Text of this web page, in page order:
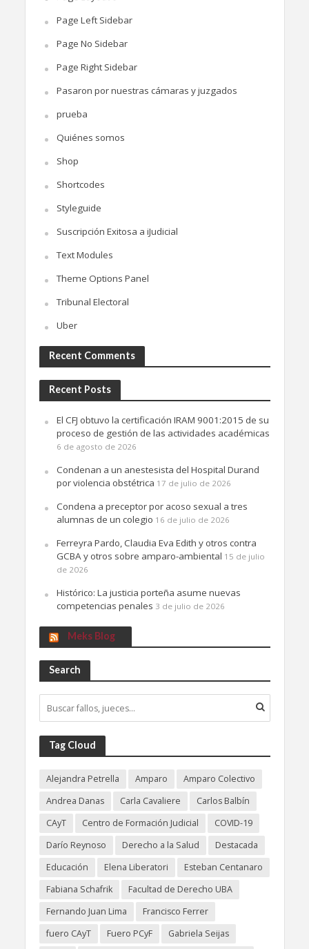
Page Left Sidebar
Page No Sidebar
Page Right Sidebar
Pasaron por nuestras cámaras y juzgados
prueba
Quiénes somos
Shop
Shortcodes
Styleguide
Suscripción Exitosa a iJudicial
Text Modules
Theme Options Panel
Tribunal Electoral
Uber
Recent Comments
Recent Posts
El CFJ obtuvo la certificación IRAM 9001:2015 de su
proceso de gestión de las actividades académicas
6 de agosto de 2026
Condenan a un anestesista del Hospital Durand
por violencia obstétrica 17 de julio de 2026
Condena a preceptor por acoso sexual a tres
alumnas de un colegio 16 de julio de 2026
Ferreyra Pardo, Claudia Eva Edith y otros contra
GCBA y otros sobre amparo-ambiental 15 de julio
de 2026
Histórico: La justicia porteña asume nuevas
competencias penales 3 de julio de 2026
Meks Blog
Search
Tag Cloud
Alejandra Petrella Amparo
Amparo Colectivo
Andrea Danas
Carla Cavaliere
Carlos Balbín
CAyT
Centro de Formación Judicial
COVID-19
Darío Reynoso
Derecho a la Salud
Destacada
Educación
Elena Liberatori
Esteban Centanaro
Fabiana Schafrik
Facultad de Derecho UBA
Fernando Juan Lima
Francisco Ferrer
fuero CAyT
Fuero PCyF
Gabriela Seijas